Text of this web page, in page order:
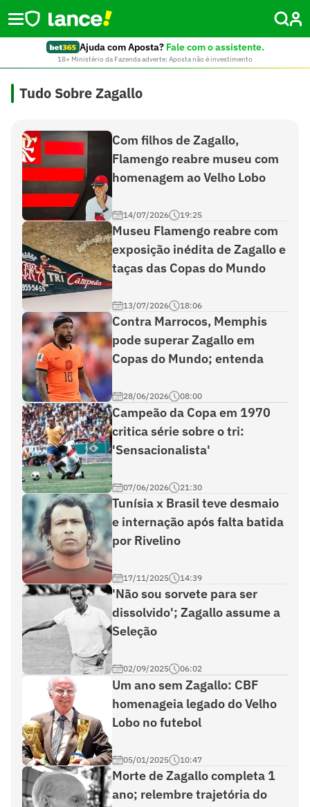
Ajuda com Aposta? Fale com o assistente.
18+ Ministério da Fazenda adverte: Aposta não é investimento
Tudo Sobre Zagallo
Com filhos de Zagallo,
Flamengo reabre museu com
homenagem ao Velho Lobo
14/07/2026 19:25
Museu Flamengo reabre com
exposição inédita de Zagallo e
taças das Copas do Mundo
13/07/2026 18:06
Contra Marrocos, Memphis
pode superar Zagallo em
Copas do Mundo; entenda
28/06/2026 08:00
Campeão da Copa em 1970
critica série sobre o tri:
'Sensacionalista'
07/06/2026 21:30
Tunísia x Brasil teve desmaio
e internação após falta batida
por Rivelino
17/11/2025 14:39
'Não sou sorvete para ser
dissolvido'; Zagallo assume a
Seleção
02/09/2025 06:02
Um ano sem Zagallo: CBF
homenageia legado do Velho
Lobo no futebol
05/01/2025 10:47
Morte de Zagallo completa 1
ano; relembre trajetória do